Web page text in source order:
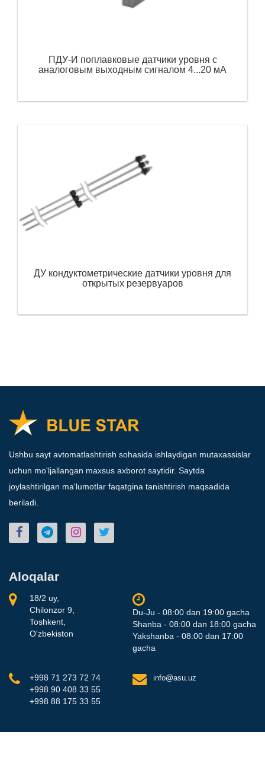
ПДУ-И поплавковые датчики уровня с
аналоговым выходным сигналом 4...20 мА
ДУ кондуктометрические датчики уровня для
открытых резервуаров
Ushbu sayt avtomatlashtirish sohasida ishlaydigan mutaxassislar
uchun mo'ljallangan maxsus axborot saytidir. Saytda
joylashtirilgan ma'lumotlar faqatgina tanishtirish maqsadida
beriladi.
Aloqalar
18/2 uy,
Chilonzor 9,
Toshkent,
O'zbekiston
Du-Ju - 08:00 dan 19:00 gacha
Shanba - 08:00 dan 18:00 gacha
Yakshanba - 08:00 dan 17:00
gacha
+998 71 273 72 74
+998 90 408 33 55
+998 88 175 33 55
info@asu.uz